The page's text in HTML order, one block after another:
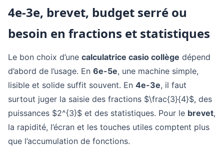
4e-3e, brevet, budget serré ou
besoin en fractions et statistiques
Le bon choix d’une calculatrice casio collège dépend
d’abord de l’usage. En 6e-5e, une machine simple,
lisible et solide suffit souvent. En 4e-3e, il faut
surtout juger la saisie des fractions $\frac{3}{4}$, des
puissances $2^{3}$ et des statistiques. Pour le brevet,
la rapidité, l’écran et les touches utiles comptent plus
que l’accumulation de fonctions.